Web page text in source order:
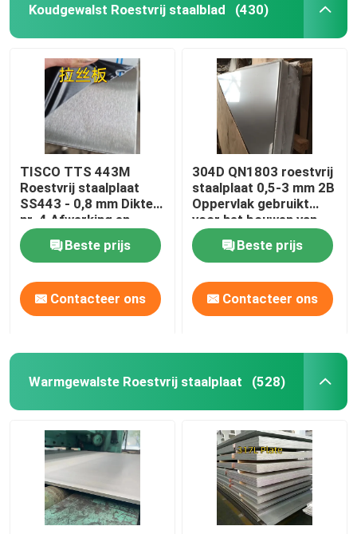
Koudgewalst Roestvrij staalblad (430)
TISCO TTS 443M
Roestvrij staalplaat
SS443 - 0,8 mm Dikte
nr. 4 Afwerking en
beschermende coating
Beste prijs
Contacteer ons
304D QN1803 roestvrij
staalplaat 0,5-3 mm 2B
Oppervlak gebruikt
voor het bouwen van
dakwand
Beste prijs
Contacteer ons
Warmgewalste Roestvrij staalplaat (528)